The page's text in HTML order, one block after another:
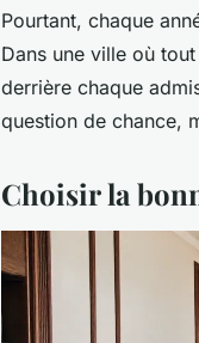
Pourtant, chaque
Dans une ville où
derrière chaque
question de chance,
Choisir la